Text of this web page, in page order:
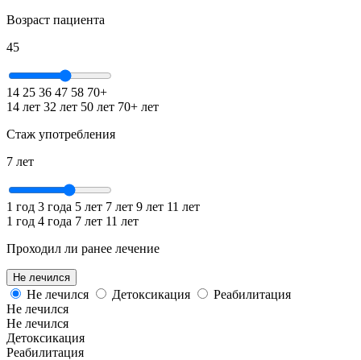
Возраст пациента
45
14 25 36 47 58 70+
14 лет 32 лет 50 лет 70+ лет
Стаж употребления
7 лет
1 год 3 года 5 лет 7 лет 9 лет 11 лет
1 год 4 года 7 лет 11 лет
Проходил ли ранее лечение
Не лечился
Не лечился Детоксикация
Реабилитация
Не лечился
Не лечился
Детоксикация
Реабилитация